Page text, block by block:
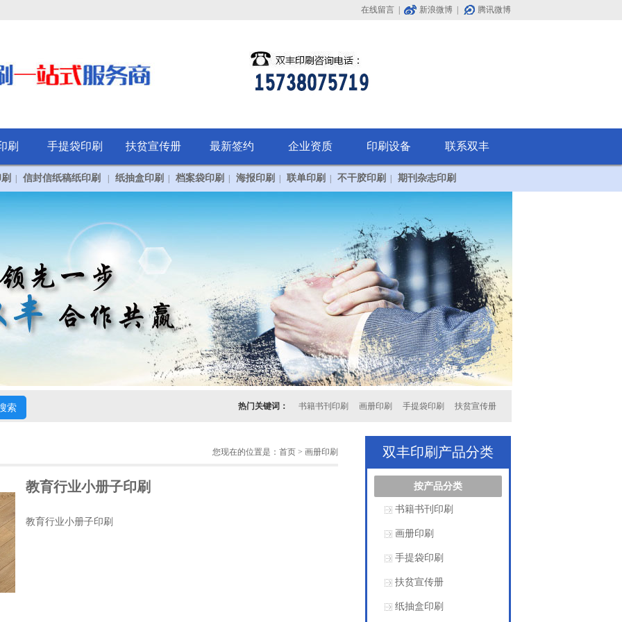
在线留言 新浪微博 腾讯微博
刷 手提袋印刷 扶贫宣传册 最新签约 企业资质 印刷设备 联系双丰
信封信纸稿纸印刷 纸抽盒印刷 档案袋印刷 海报印刷 联单印刷 不干胶印刷 期刊杂志印刷
热门关键词： 书籍书刊印刷 画册印刷 手提袋印刷 扶贫宣传册
您现在的位置是： 首页 > 画册印刷
教育行业小册子印刷
教育行业小册子印刷
双丰印刷产品分类
按产品分类
书籍书刊印刷
画册印刷
手提袋印刷
扶贫宣传册
纸抽盒印刷